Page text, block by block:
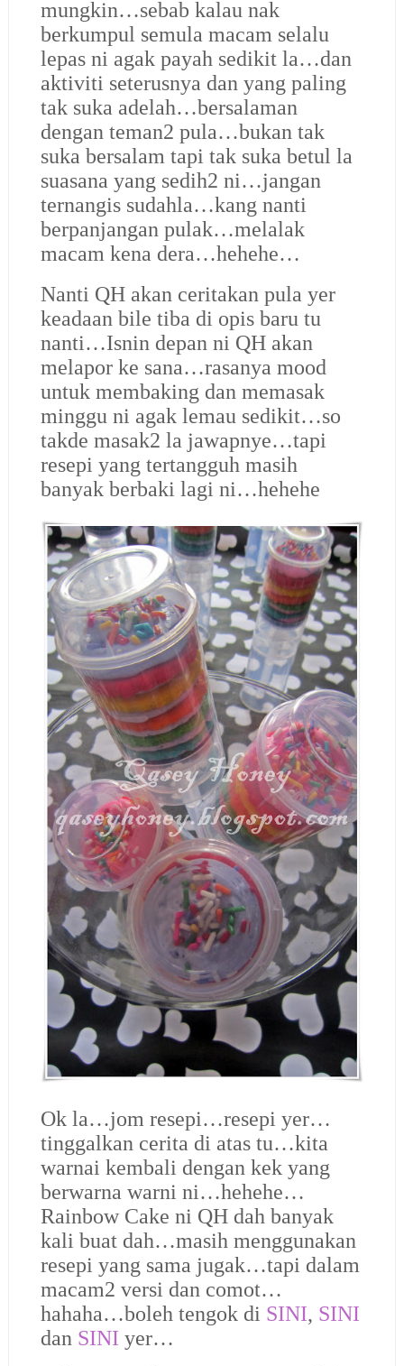
mungkin…sebab kalau nak
berkumpul semula macam selalu
lepas ni agak payah sedikit la…dan
aktiviti seterusnya dan yang paling
tak suka adelah…bersalaman
dengan teman2 pula…bukan tak
suka bersalam tapi tak suka betul la
suasana yang sedih2 ni…jangan
ternangis sudahla…kang nanti
berpanjangan pulak…melalak
macam kena dera…hehehe…
Nanti QH akan ceritakan pula yer
keadaan bile tiba di opis baru tu
nanti…Isnin depan ni QH akan
melapor ke sana…rasanya mood
untuk membaking dan memasak
minggu ni agak lemau sedikit…so
takde masak2 la jawapnye…tapi
resepi yang tertangguh masih
banyak berbaki lagi ni…hehehe
Ok la…jom resepi…resepi yer…
tinggalkan cerita di atas tu…kita
warnai kembali dengan kek yang
berwarna warni ni…hehehe…
Rainbow Cake ni QH dah banyak
kali buat dah…masih menggunakan
resepi yang sama jugak…tapi dalam
macam2 versi dan comot…
hahaha…boleh tengok di SINI, SINI
dan SINI yer…